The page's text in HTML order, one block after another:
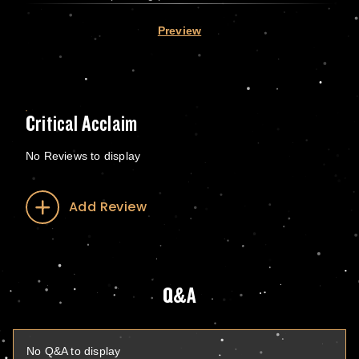
Preview
Critical Acclaim
No Reviews to display
Add Review
Q&A
No Q&A to display